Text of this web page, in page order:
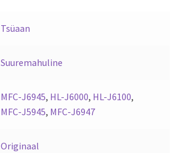
Tsüaan
Suuremahuline
MFC-J6945, HL-J6000, HL-J6100,
MFC-J5945, MFC-J6947
Originaal